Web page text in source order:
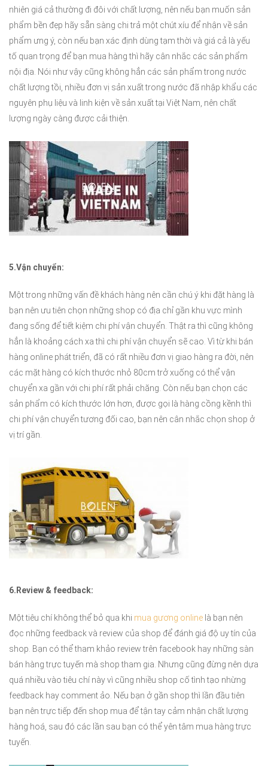
nhiên giá cả thường đi đôi với chất lượng, nên nếu bạn muốn sản
phẩm bền đẹp hãy sẵn sàng chi trả một chút xíu để nhận về sản
phẩm ưng ý, còn nếu bạn xác định dùng tạm thời và giá cả là yếu
tố quan trọng để bạn mua hàng thì hãy cân nhắc các sản phẩm
nội địa. Nói như vậy cũng không hẳn các sản phẩm trong nước
chất lượng tồi, nhiều đơn vị sản xuất trong nước đã nhập khẩu các
nguyên phụ liệu và linh kiện về sản xuất tại Việt Nam, nên chất
lượng ngày càng được cải thiện.
5.Vận chuyển:
Một trong những vấn đề khách hàng nên cần chú ý khi đặt hàng là
bạn nên ưu tiên chọn những shop có địa chỉ gần khu vực mình
đang sống để tiết kiệm chi phí vận chuyển. Thật ra thì cũng không
hẳn là khoảng cách xa thì chi phí vận chuyển sẽ cao. Vì từ khi bán
hàng online phát triển, đã có rất nhiều đơn vị giao hàng ra đời, nên
các mặt hàng có kích thước nhỏ 80cm trở xuống có thể vận
chuyển xa gần với chi phí rất phải chăng. Còn nếu bạn chọn các
sản phẩm có kích thước lớn hơn, được gọi là hàng cồng kềnh thì
chi phí vận chuyển tương đối cao, bạn nên cân nhắc chọn shop ở
vị trí gần.
6.Review & feedback:
Một tiêu chí không thể bỏ qua khi mua gương online là bạn nên
đọc những feedback và review của shop để đánh giá độ uy tín của
shop. Bạn có thể tham khảo review trên facebook hay những sàn
bán hàng trực tuyến mà shop tham gia. Nhưng cũng đừng nên dựa
quá nhiều vào tiêu chí này vì cũng nhiều shop cố tình tạo nhừng
feedback hay comment ảo. Nếu bạn ở gần shop thì lần đầu tiên
bạn nên trực tiếp đến shop mua để tận tay cảm nhận chất lượng
hàng hoá, sau đó các lần sau bạn có thể yên tâm mua hàng trực
tuyến.